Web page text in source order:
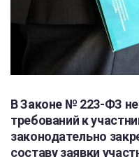
В Законе № 223-ФЗ
требований к
законодательно
составу заявки